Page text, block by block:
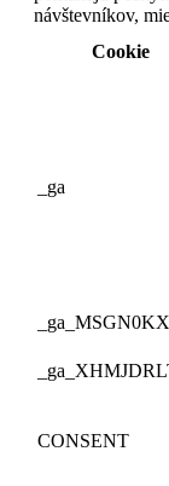
návštevníkov,
Cookie
_ga
CONSENT